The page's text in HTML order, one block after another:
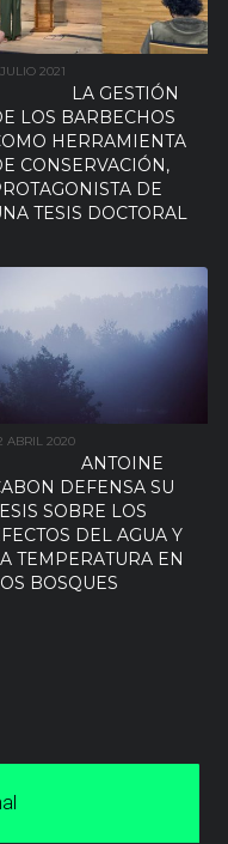
2021
LA GESTIÓN
LOS BARBECHOS
HERRAMIENTA
CONSERVACIÓN,
DE
TESIS DOCTORAL
ABRIL 2020
ANTOINE
DEFENSA SU
SOBRE LOS
DEL AGUA Y
TEMPERATURA EN
BOSQUES